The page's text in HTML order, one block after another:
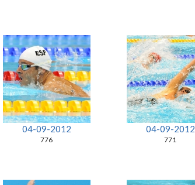
04-09-2012
776
04-09-2012
771